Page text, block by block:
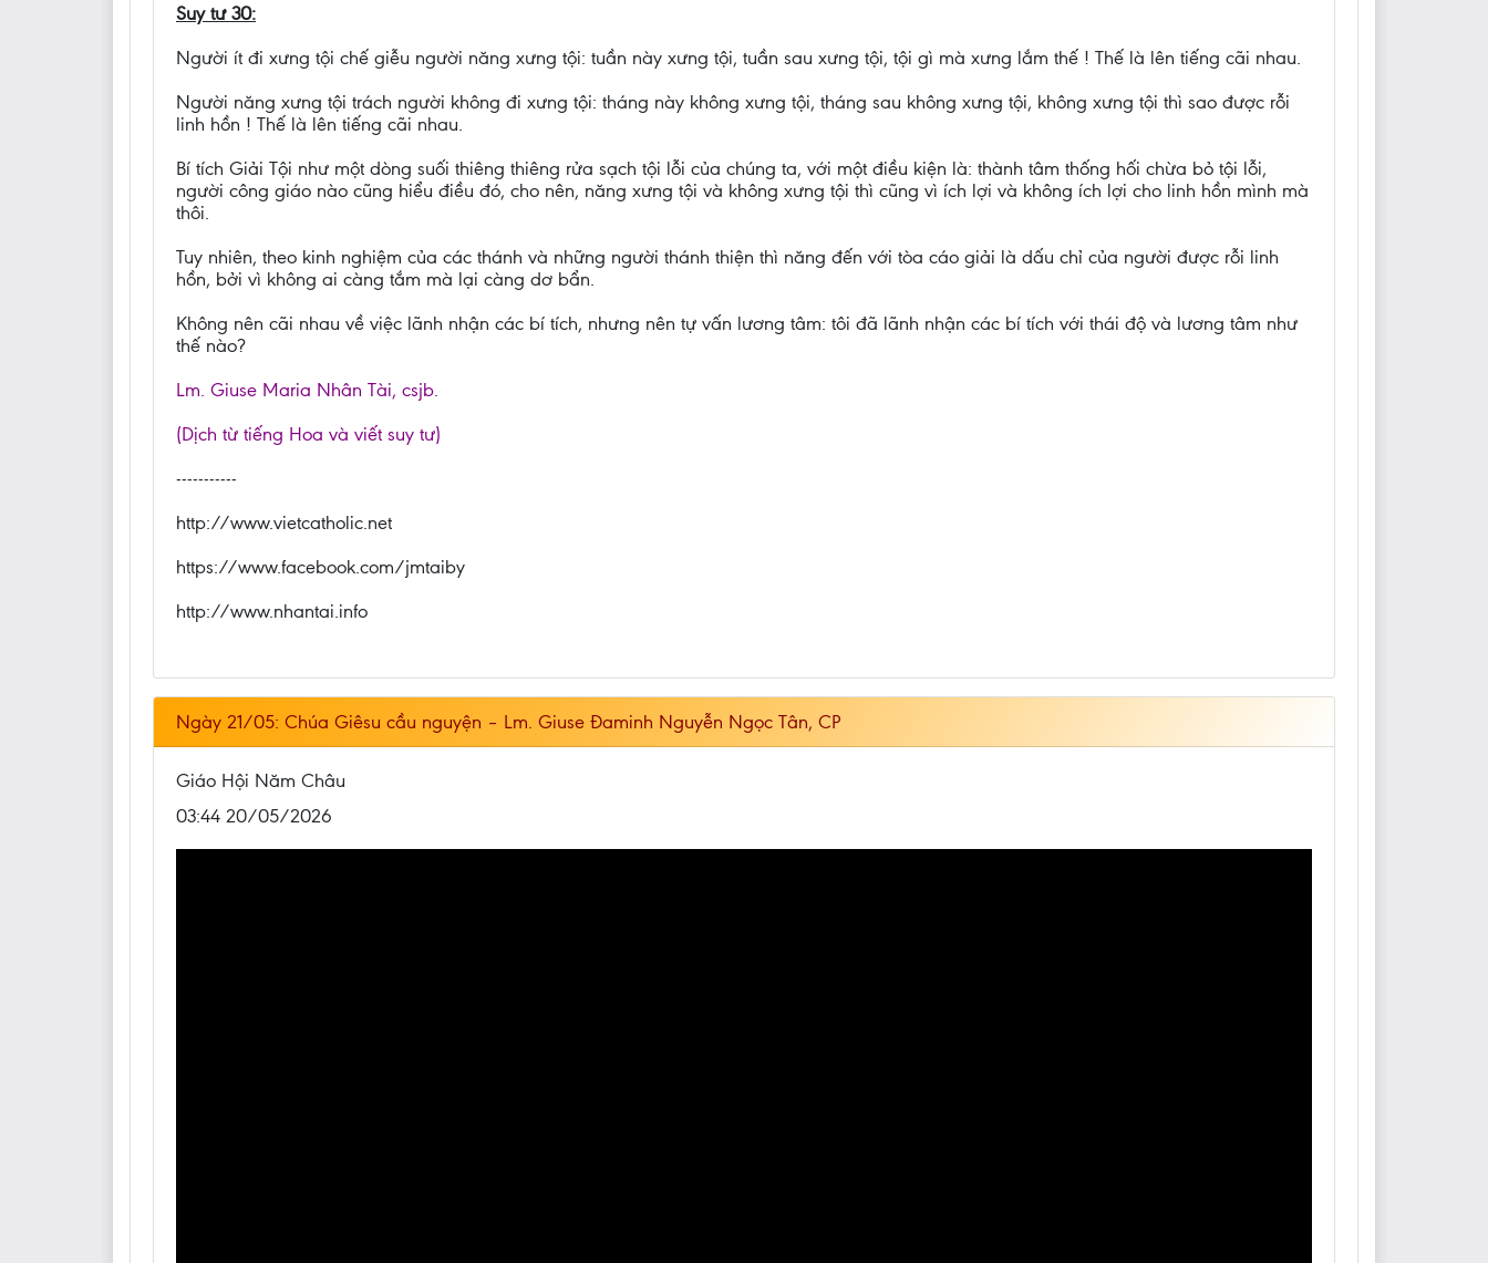
Suy tư 30:
Người ít đi xưng tội chế giễu người năng xưng tội: tuần này xưng tội, tuần sau xưng tội, tội gì mà xưng lắm thế ! Thế là lên tiếng cãi nhau.
Người năng xưng tội trách người không đi xưng tội: tháng này không xưng tội, tháng sau không xưng tội, không xưng tội thì sao được rỗi
linh hồn ! Thế là lên tiếng cãi nhau.
Bí tích Giải Tội như một dòng suối thiêng thiêng rửa sạch tội lỗi của chúng ta, với một điều kiện là: thành tâm thống hối chừa bỏ tội lỗi,
người công giáo nào cũng hiểu điều đó, cho nên, năng xưng tội và không xưng tội thì cũng vì ích lợi và không ích lợi cho linh hồn mình mà
thôi.
Tuy nhiên, theo kinh nghiệm của các thánh và những người thánh thiện thì năng đến với tòa cáo giải là dấu chỉ của người được rỗi linh
hồn, bởi vì không ai càng tắm mà lại càng dơ bẩn.
Không nên cãi nhau về việc lãnh nhận các bí tích, nhưng nên tự vấn lương tâm: tôi đã lãnh nhận các bí tích với thái độ và lương tâm như
thế nào?
Lm. Giuse Maria Nhân Tài, csjb.
(Dịch từ tiếng Hoa và viết suy tư)
-----------
http://www.vietcatholic.net
https://www.facebook.com/jmtaiby
http://www.nhantai.info
Ngày 21/05: Chúa Giêsu cầu nguyện – Lm. Giuse Đaminh Nguyễn Ngọc Tân, CP
Giáo Hội Năm Châu
03:44 20/05/2026